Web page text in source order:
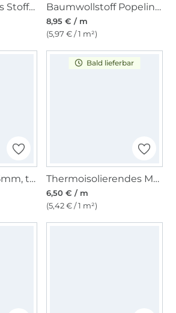
Dekostoff Canvas Stoff uni, beige Baumwollstoff Popeline, hellblau
8,95 € / m
(5,97 € / 1 m²)
PVC Klarfolie 0,15mm, transparent
Bald lieferbar
Thermoisolierendes Material, silber
6,50 € / m
(5,42 € / 1 m²)